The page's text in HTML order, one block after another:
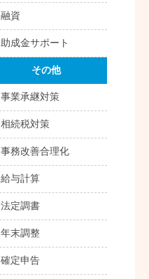
融資
助成金サポート
その他
事業承継対策
相続税対策
事務改善合理化
給与計算
法定調書
年末調整
確定申告